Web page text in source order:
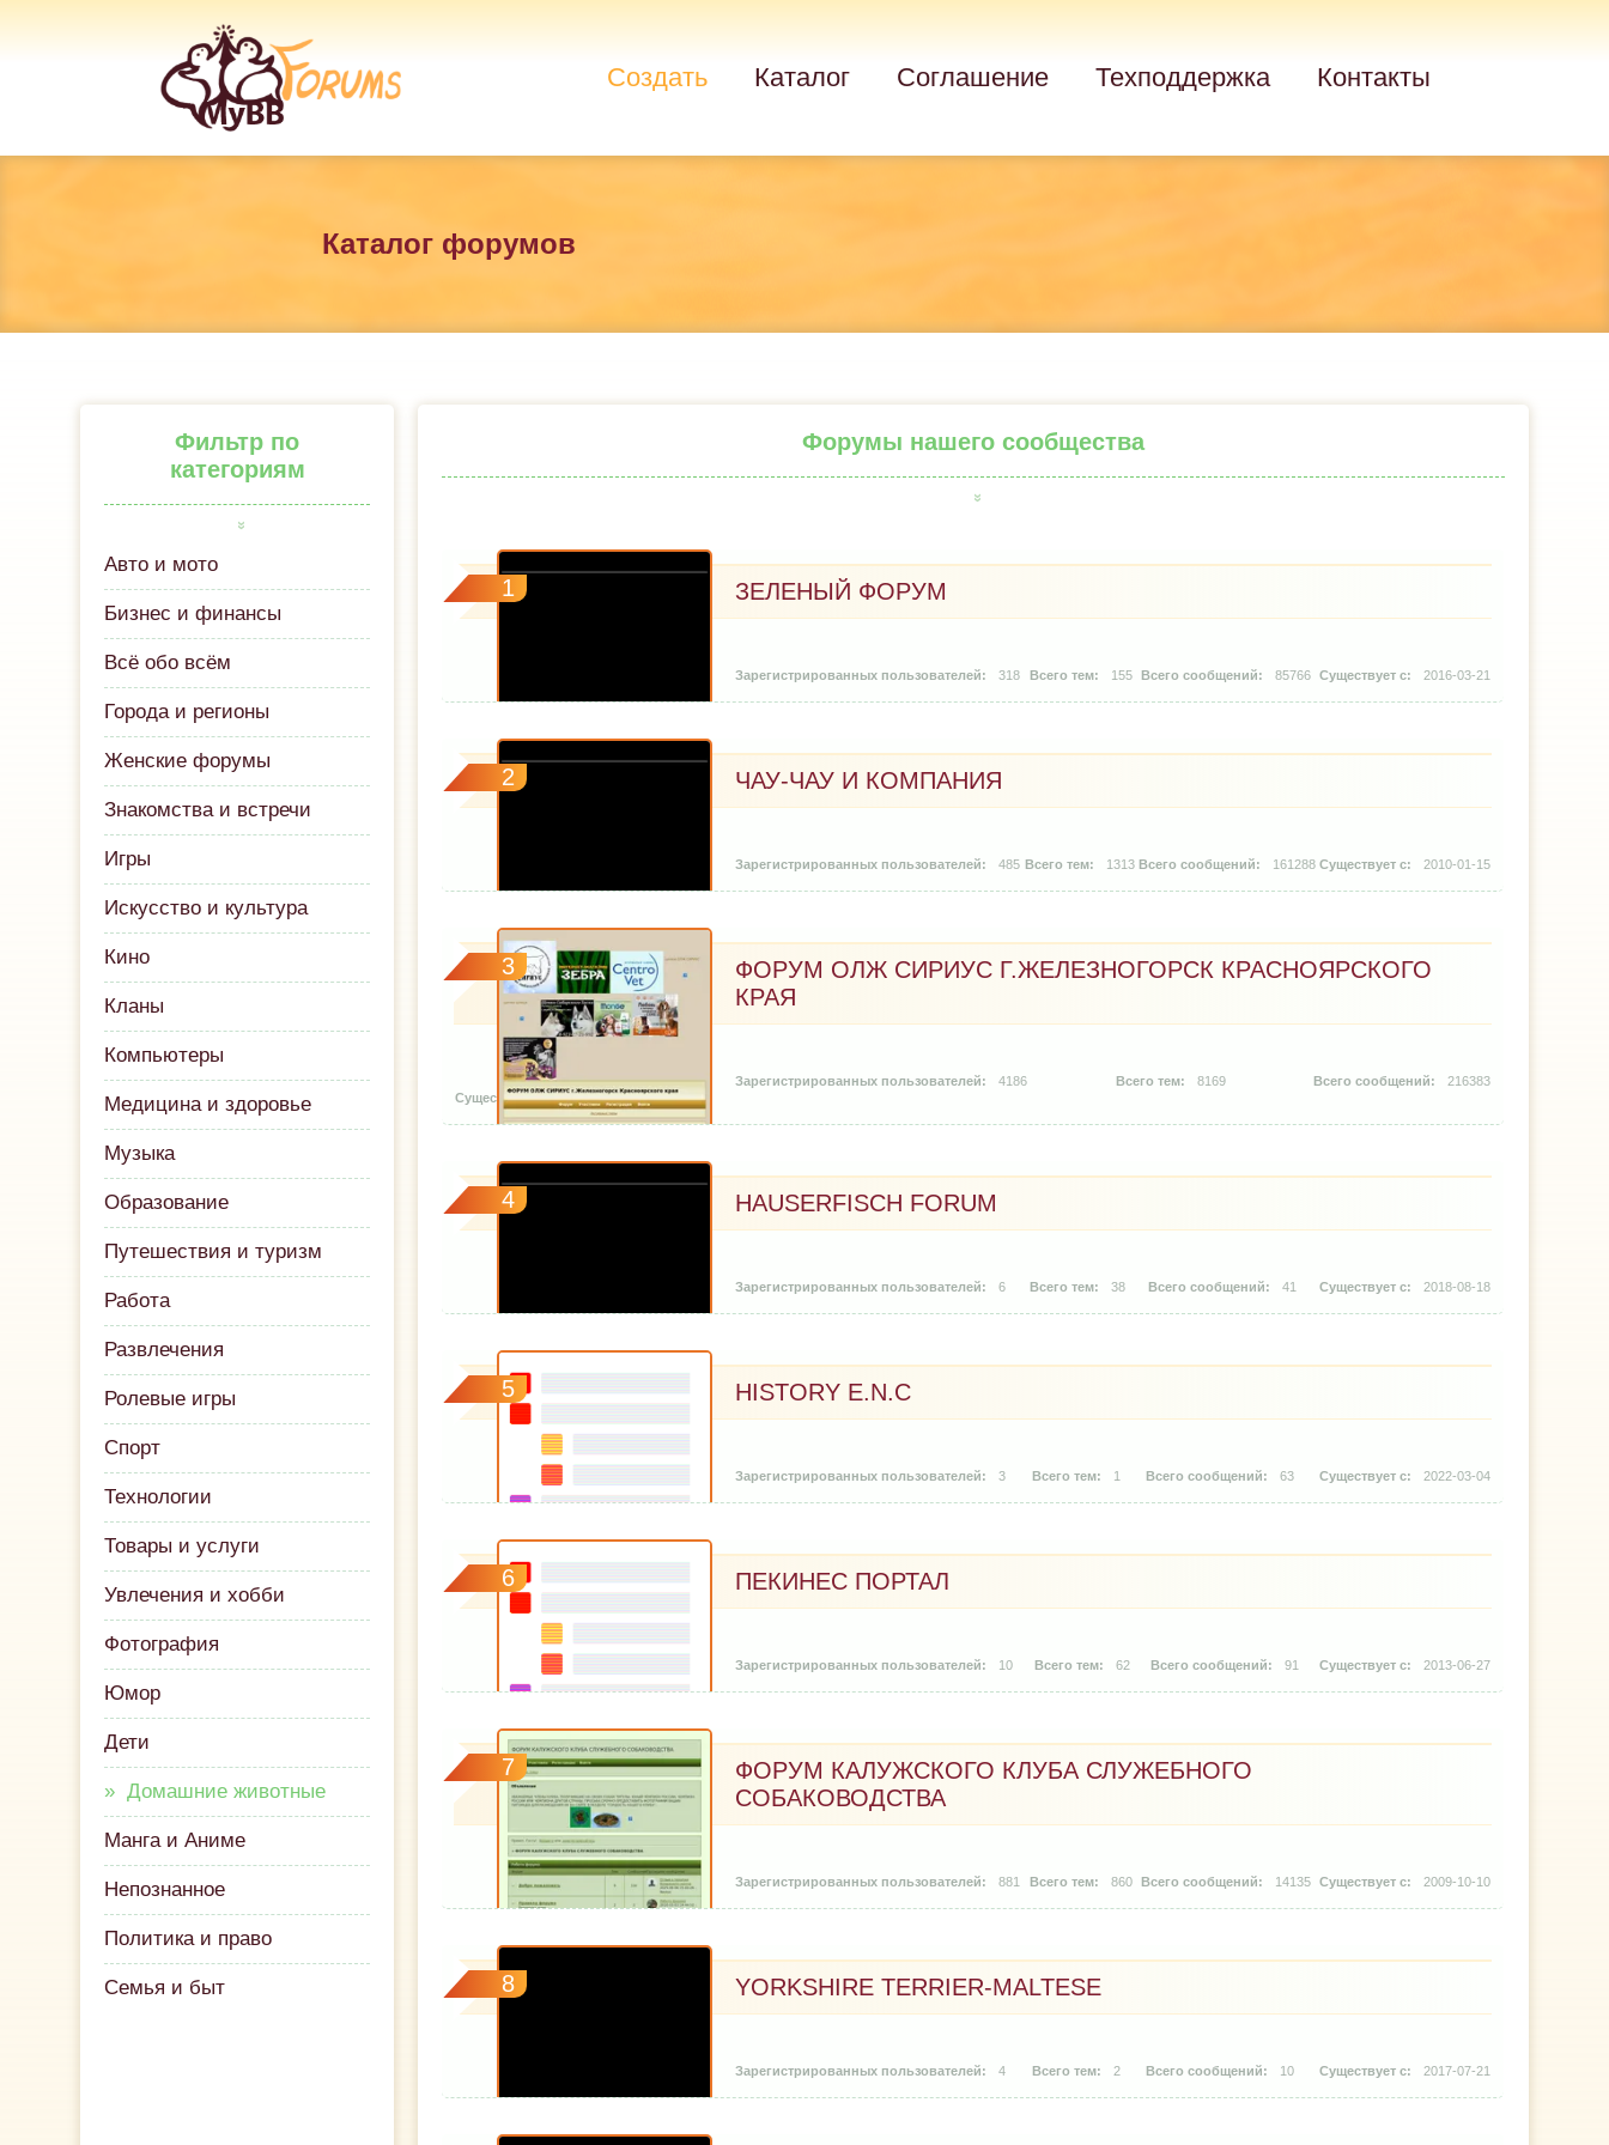
Создать Каталог Соглашение Техподдержка Контакты
Каталог форумов
Фильтр по
категориям
Авто и мото
Бизнес и финансы
Всё обо всём
Города и регионы
Женские форумы
Знакомства и встречи
Игры
Искусство и культура
Кино
Кланы
Компьютеры
Медицина и здоровье
Музыка
Образование
Путешествия и туризм
Работа
Развлечения
Ролевые игры
Спорт
Технологии
Товары и услуги
Увлечения и хобби
Фотография
Юмор
Дети
Домашние животные
Манга и Аниме
Непознанное
Политика и право
Семья и быт
Форумы нашего сообщества
1 ЗЕЛЕНЫЙ ФОРУМ
318 155 85766 2016-03-21
2 ЧАУ-ЧАУ И КОМПАНИЯ
485 1313 161288 2010-01-15
3
ФОРУМ ОЛЖ СИРИУС Г.ЖЕЛЕЗНОГОРСК КРАСНОЯРСКОГО
КРАЯ
4186 8169
216383
2009-01-12
4 HAUSERFISCH FORUM
6 38 41 2018-08-18
5 HISTORY E.N.C
3 1 63 2022-03-04
6 ПЕКИНЕС ПОРТАЛ
10 62 91 2013-06-27
7
ФОРУМ КАЛУЖСКОГО КЛУБА СЛУЖЕБНОГО
СОБАКОВОДСТВА
881 860 14135 2009-10-10
8 YORKSHIRE TERRIER-MALTESE
4 2 10 2017-07-21